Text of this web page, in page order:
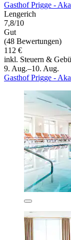
Gasthof Prigge -
Lengerich
7,8/10
Gut
(48 Bewertungen)
112 €
inkl. Steuern &
9. Aug.–10. Aug.
Gasthof Prigge -